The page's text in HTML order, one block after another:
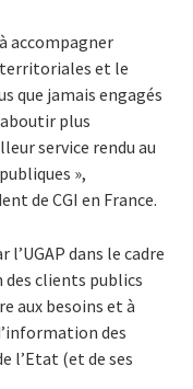
accompagner
et le
que jamais engagés
plus
service rendu au
»,
de CGI en France.
dans le cadre
des clients publics
aux besoins et à
des
l’Etat (et de ses